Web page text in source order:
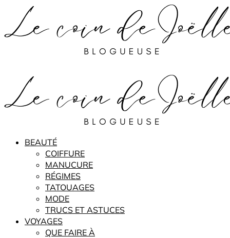
BEAUTÉ
COIFFURE
MANUCURE
RÉGIMES
TATOUAGES
MODE
TRUCS ET ASTUCES
VOYAGES
QUE FAIRE À